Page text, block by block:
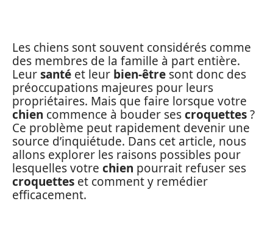
Les chiens sont souvent considérés comme
des membres de la famille à part entière.
Leursanté et leur bien-être sont donc des
préoccupations majeures pour leurs
propriétaires. Mais que faire lorsque votre
chien commence à bouder sescroquettes?
Ce problème peut rapidement devenir une
source d’inquiétude. Dans cet article, nous
allons explorer les raisons possibles pour
lesquelles votre chien pourrait refuser ses
croquettes et comment y remédier
efficacement.